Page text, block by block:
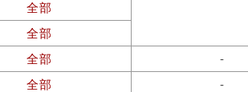
全部
全部
全部
-
全部
-